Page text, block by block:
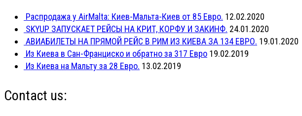
Распродажа у AirMalta: Киев-Мальта-Киев от 85 Евро. 12.02.2020
SKYUP ЗАПУСКАЕТ РЕЙСЫ НА КРИТ, КОРФУ И ЗАКИНФ. 24.01.2020
АВИАБИЛЕТЫ НА ПРЯМОЙ РЕЙС В РИМ ИЗ КИЕВА ЗА 134 ЕВРО. 19.01.2020
Из Киева в Сан-Франциско и обратно за 317 Евро 19.02.2019
Из Киева на Мальту за 28 Евро. 13.02.2019
Contact us: